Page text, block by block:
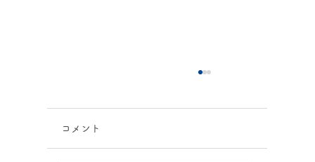
5月イベント！
コメント